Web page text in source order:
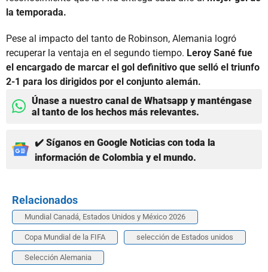
la temporada.
Pese al impacto del tanto de Robinson, Alemania logró
recuperar la ventaja en el segundo tiempo. Leroy Sané fue
el encargado de marcar el gol definitivo que selló el triunfo
2-1 para los dirigidos por el conjunto alemán.
Únase a nuestro canal de Whatsapp y manténgase
al tanto de los hechos más relevantes.
✔️ Síganos en Google Noticias con toda la
información de Colombia y el mundo.
Relacionados
Mundial Canadá, Estados Unidos y México 2026
Copa Mundial de la FIFA selección de Estados unidos
Selección Alemania